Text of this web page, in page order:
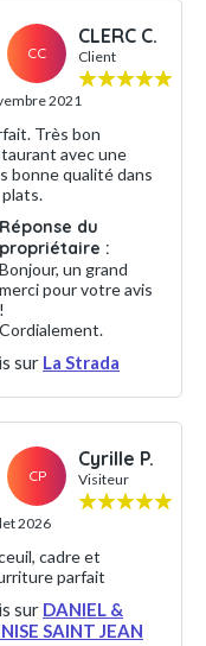
CC
CLERC C.
Client
2021
Très bon
avec une
bonne qualité dans
Réponse du
propriétaire :
Bonjour, un grand
merci pour votre avis
!
Cordialement.
sur La Strada
CP
Cyrille P.
Visiteur
2026
cadre et
parfait
sur DANIEL &
SAINT JEAN